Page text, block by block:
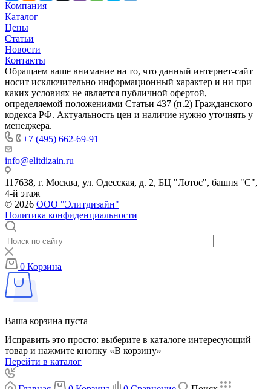
Компания
Каталог
Цены
Статьи
Новости
Контакты
Обращаем ваше внимание на то, что данный интернет-сайт
носит исключительно информационный характер и ни при
каких условиях не является публичной офертой,
определяемой положениями Статьи 437 (п.2) Гражданского
кодекса РФ. Актуальность цен и наличие нужно уточнять у
менеджера.
+7 (495) 662-69-91
info@elitdizain.ru
117638, г. Москва, ул. Одесская, д. 2, БЦ "Лотос", башня "С",
4-й этаж
© 2026 ООО "Элитдизайн"
Политика конфиденциальности
0 Корзина
Ваша корзина пуста
Исправить это просто: выберите в каталоге интересующий
товар и нажмите кнопку «В корзину»
Перейти в каталог